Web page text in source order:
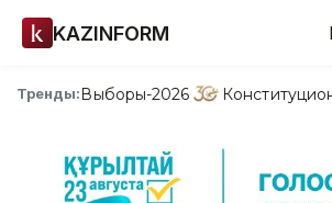
KAZINFORM
Тренды:Выборы-2026